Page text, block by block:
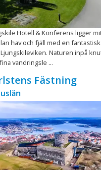
Hotell & Konferens ligger
hav och fjäll med en
Naturen inpå
vandringsle ...
Fästning